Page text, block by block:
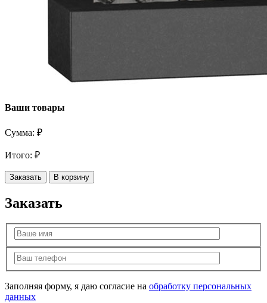
Ваши товары
Сумма: ₽
Итого: ₽
Заказать В корзину
Заказать
Заполняя форму, я даю согласие на обработку персональных
данных